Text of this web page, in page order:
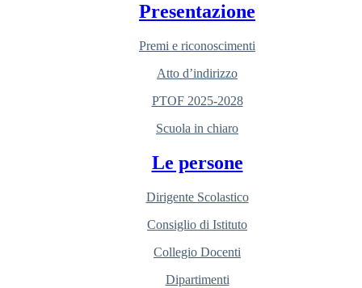
Presentazione
Premi e riconoscimenti
Atto d’indirizzo
PTOF 2025-2028
Scuola in chiaro
Le persone
Dirigente Scolastico
Consiglio di Istituto
Collegio Docenti
Dipartimenti